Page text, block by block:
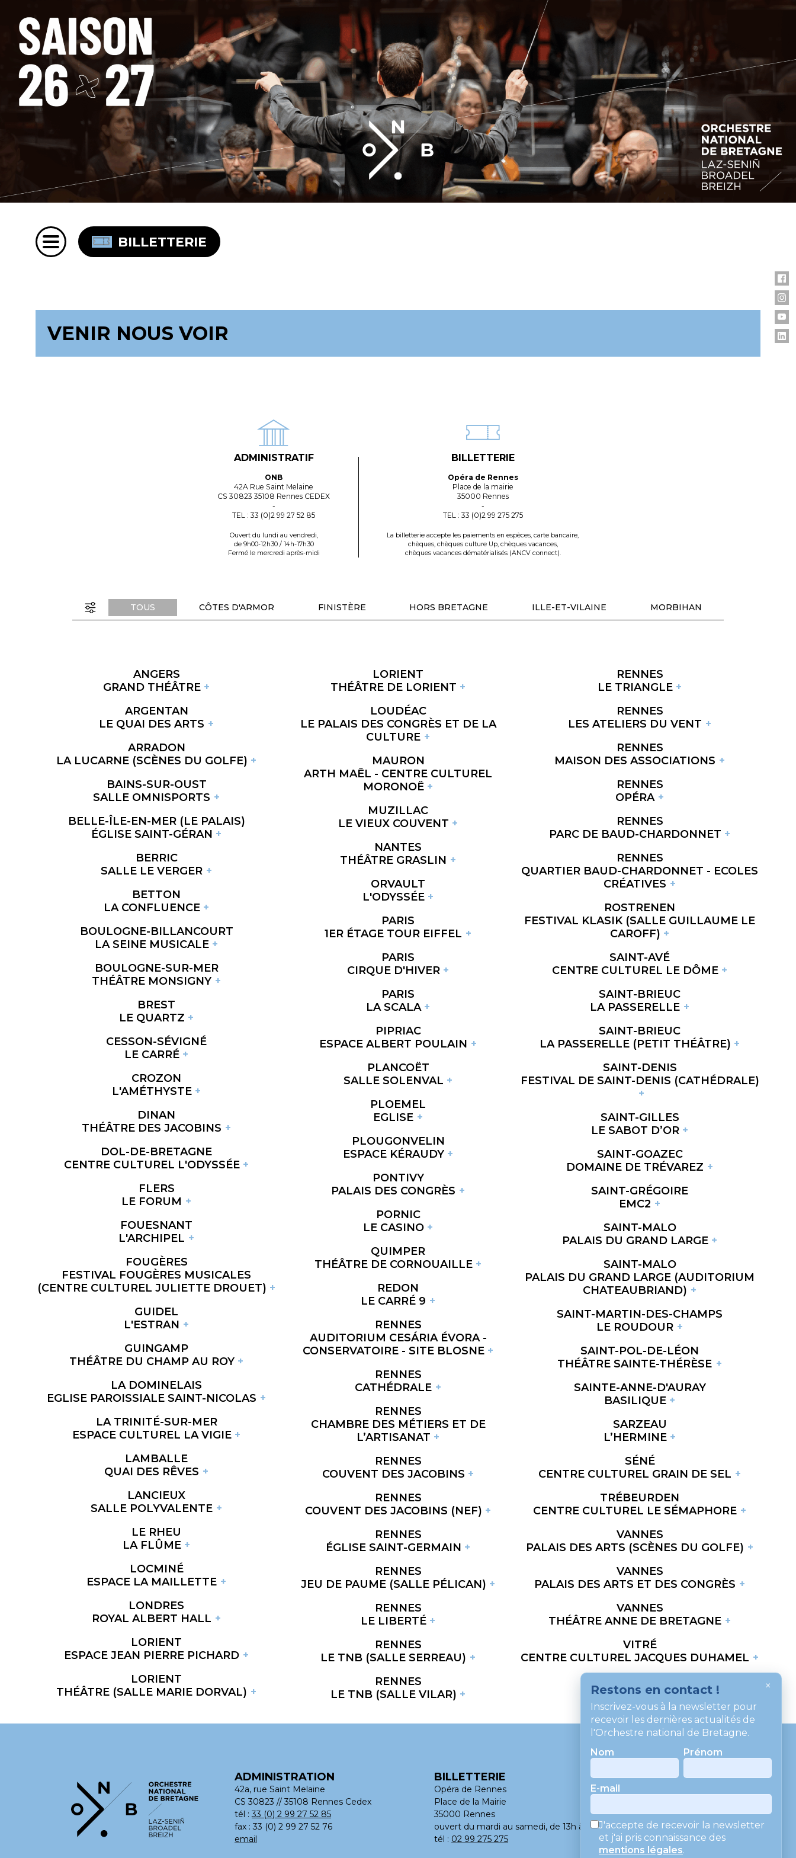
BILLETTERIE
VENIR NOUS VOIR
ADMINISTRATIF
ONB
42A Rue Saint Melaine
CS 30823 35108 Rennes CEDEX
-
TEL : 33 (0)2 99 27 52 85
Ouvert du lundi au vendredi,
de 9h00-12h30 / 14h-17h30
Fermé le mercredi après-midi
BILLETTERIE
Opéra de Rennes
Place de la mairie
35000 Rennes
-
TEL : 33 (0)2 99 275 275
La billetterie accepte les paiements en espèces, carte bancaire,
chèques, chèques culture Up, chèques vacances,
chèques vacances dématérialisés (ANCV connect).
TOUS CÔTES D'ARMOR FINISTÈRE HORS BRETAGNE ILLE-ET-VILAINE MORBIHAN
ANGERS
GRAND THÉÂTRE
ARGENTAN
LE QUAI DES ARTS
ARRADON
LA LUCARNE (SCÈNES DU GOLFE)
BAINS-SUR-OUST
SALLE OMNISPORTS
BELLE-ÎLE-EN-MER (LE PALAIS)
ÉGLISE SAINT-GÉRAN
BERRIC
SALLE LE VERGER
BETTON
LA CONFLUENCE
BOULOGNE-BILLANCOURT
LA SEINE MUSICALE
BOULOGNE-SUR-MER
THÉÂTRE MONSIGNY
BREST
LE QUARTZ
CESSON-SÉVIGNÉ
LE CARRÉ
CROZON
L'AMÉTHYSTE
DINAN
THÉÂTRE DES JACOBINS
DOL-DE-BRETAGNE
CENTRE CULTUREL L'ODYSSÉE
FLERS
LE FORUM
FOUESNANT
L'ARCHIPEL
FOUGÈRES
FESTIVAL FOUGÈRES MUSICALES
(CENTRE CULTUREL JULIETTE DROUET)
GUIDEL
L'ESTRAN
GUINGAMP
THÉÂTRE DU CHAMP AU ROY
LA DOMINELAIS
EGLISE PAROISSIALE SAINT-NICOLAS
LA TRINITÉ-SUR-MER
ESPACE CULTUREL LA VIGIE
LAMBALLE
QUAI DES RÊVES
LANCIEUX
SALLE POLYVALENTE
LE RHEU
LA FLÛME
LOCMINÉ
ESPACE LA MAILLETTE
LONDRES
ROYAL ALBERT HALL
LORIENT
ESPACE JEAN PIERRE PICHARD
LORIENT
THÉÂTRE (SALLE MARIE DORVAL)
LORIENT
THÉÂTRE DE LORIENT
LOUDÉAC
LE PALAIS DES CONGRÈS ET DE LA
CULTURE
MAURON
ARTH MAËL - CENTRE CULTUREL
MORONOË
MUZILLAC
LE VIEUX COUVENT
NANTES
THÉÂTRE GRASLIN
ORVAULT
L'ODYSSÉE
PARIS
1ER ÉTAGE TOUR EIFFEL
PARIS
CIRQUE D'HIVER
PARIS
LA SCALA
PIPRIAC
ESPACE ALBERT POULAIN
PLANCOËT
SALLE SOLENVAL
PLOEMEL
EGLISE
PLOUGONVELIN
ESPACE KÉRAUDY
PONTIVY
PALAIS DES CONGRÈS
PORNIC
LE CASINO
QUIMPER
THÉÂTRE DE CORNOUAILLE
REDON
LE CARRÉ 9
RENNES
AUDITORIUM CESÁRIA ÉVORA -
CONSERVATOIRE - SITE BLOSNE
RENNES
CATHÉDRALE
RENNES
CHAMBRE DES MÉTIERS ET DE
L’ARTISANAT
RENNES
COUVENT DES JACOBINS
RENNES
COUVENT DES JACOBINS (NEF)
RENNES
ÉGLISE SAINT-GERMAIN
RENNES
JEU DE PAUME (SALLE PÉLICAN)
RENNES
LE LIBERTÉ
RENNES
LE TNB (SALLE SERREAU)
RENNES
LE TNB (SALLE VILAR)
RENNES
LE TRIANGLE
RENNES
LES ATELIERS DU VENT
RENNES
MAISON DES ASSOCIATIONS
RENNES
OPÉRA
RENNES
PARC DE BAUD-CHARDONNET
RENNES
QUARTIER BAUD-CHARDONNET - ECOLES
CRÉATIVES
ROSTRENEN
FESTIVAL KLASIK (SALLE GUILLAUME LE
CAROFF)
SAINT-AVÉ
CENTRE CULTUREL LE DÔME
SAINT-BRIEUC
LA PASSERELLE
SAINT-BRIEUC
LA PASSERELLE (PETIT THÉÂTRE)
SAINT-DENIS
FESTIVAL DE SAINT-DENIS (CATHÉDRALE)
SAINT-GILLES
LE SABOT D’OR
SAINT-GOAZEC
DOMAINE DE TRÉVAREZ
SAINT-GRÉGOIRE
EMC2
SAINT-MALO
PALAIS DU GRAND LARGE
SAINT-MALO
PALAIS DU GRAND LARGE (AUDITORIUM
CHATEAUBRIAND)
SAINT-MARTIN-DES-CHAMPS
LE ROUDOUR
SAINT-POL-DE-LÉON
THÉÂTRE SAINTE-THÉRÈSE
SAINTE-ANNE-D'AURAY
BASILIQUE
SARZEAU
L’HERMINE
SÉNÉ
CENTRE CULTUREL GRAIN DE SEL
TRÉBEURDEN
CENTRE CULTUREL LE SÉMAPHORE
VANNES
PALAIS DES ARTS (SCÈNES DU GOLFE)
VANNES
PALAIS DES ARTS ET DES CONGRÈS
VANNES
THÉÂTRE ANNE DE BRETAGNE
VITRÉ
CENTRE CULTUREL JACQUES DUHAMEL
ADMINISTRATION
42a, rue Saint Melaine
CS 30823 // 35108 Rennes Cedex
tél :33 (0) 2 99 27 52 85
fax : 33 (0) 2 99 27 52 76
email
BILLETTERIE
Opéra de Rennes
Place de la Mairie
35000 Rennes
ouvert du mardi au samedi, de 13h à 18h
tél : 02 99 275 275
CONTACT
MENTIONS LÉGALES
×
Restons en contact !
Inscrivez-vous à la newsletter pour
recevoir les dernières actualités de
l'Orchestre national de Bretagne.
Nom
Prénom
E-mail
J'accepte de recevoir la newsletter
et j'ai pris connaissance des
mentions légales.